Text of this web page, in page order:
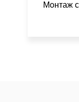
Монтаж